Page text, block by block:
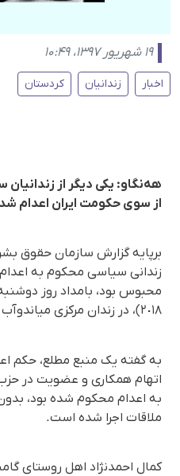
۱۹ شهریور ۱۳۹۷، ۱۰:۴۹
اخبار زندانیان کردستان
هەنگاو: یکی دیگر از
از سوی حکومت ایران اعدام
برپایە گزارش سازمان حقوق
زندانی سیاسی محکوم بە
٢٠١٨)، در زندان مرکزی میاندوآب اعدام شد.
بە گفتە یک منبع مطلع، حکم
اتهام همکاری و عضویت در
بە اعدام محکوم شدە بود،
ملاقات اجرا شدە است.
کمال احمدنژاد اهل روستای